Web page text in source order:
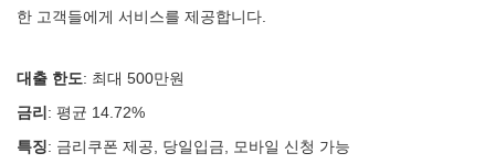
한 고객들에게 서비스를 제공합니다.
대출 한도: 최대 500만원
금리 : 평균 14.72%
특징: 금리쿠폰 제공, 당일입금, 모바일 신청 가능